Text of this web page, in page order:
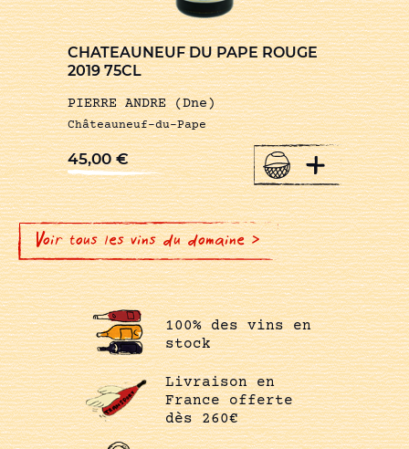
CHATEAUNEUF DU PAPE ROUGE
2019 75CL
PIERRE ANDRE (Dne)
Châteauneuf-du-Pape
45,00€ +
Voir tous les vins du domaine >
100% des vins en
stock
Livraison en
France offerte
dès 260€